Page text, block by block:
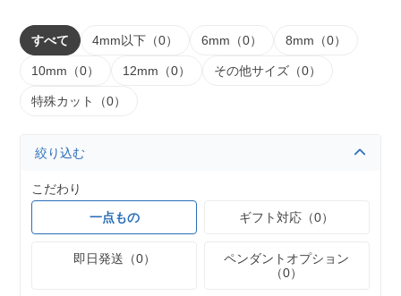
すべて 4mm以下（0） 6mm（0） 8mm（0）
10mm（0） 12mm（0） その他サイズ（0）
特殊カット（0）
絞り込む
こだわり
一点もの
ギフト対応（0）
即日発送（0）
ペンダントオプション
（0）